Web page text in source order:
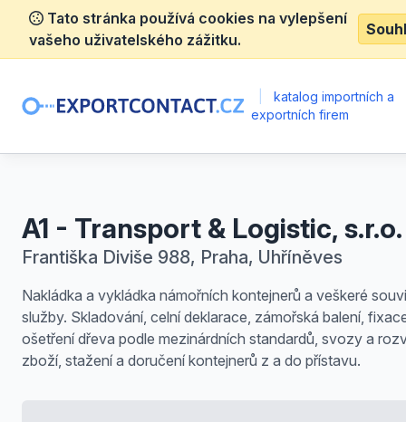
Tato stránka používá cookies na vylepšení
vašeho uživatelského zážitku.
katalog importních a
exportních firem
A1 - Transport & Logistic, s.r.o.
Františka Diviše 988, Praha, Uhříněves
Nakládka a vykládka námořních kontejnerů a veškeré
služby. Skladování, celní deklarace, zámořská balení,
ošetření dřeva podle mezinárdních standardů, svozy a
zboží, stažení a doručení kontejnerů z a do přístavu.